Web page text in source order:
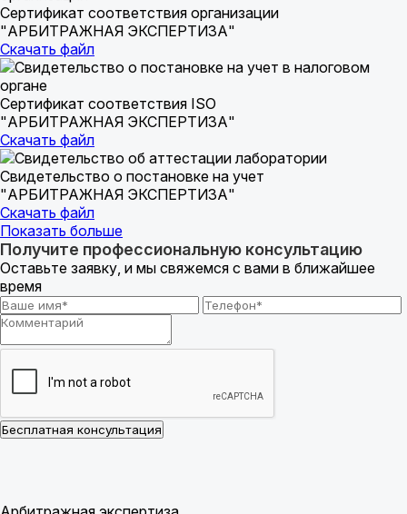
Сертификат соответствия организации
"АРБИТРАЖНАЯ ЭКСПЕРТИЗА"
Скачать файл
Сертификат соответствия ISO
"АРБИТРАЖНАЯ ЭКСПЕРТИЗА"
Скачать файл
Свидетельство о постановке на учет
"АРБИТРАЖНАЯ ЭКСПЕРТИЗА"
Скачать файл
Показать больше
Получите профессиональную консультацию
Оставьте заявку, и мы свяжемся с вами в ближайшее
время
Бесплатная консультация